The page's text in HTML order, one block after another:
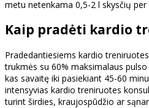
metu netenkama 0,5-2 l skysčių per
Kaip pradėti kardio
Pradedantiesiems kardio
trukmės su 60% maksimalaus
kas savaitę iki pasiekiant 45-60
intensyvias kardio treniruotes
turint širdies, kraujospūdžio ar